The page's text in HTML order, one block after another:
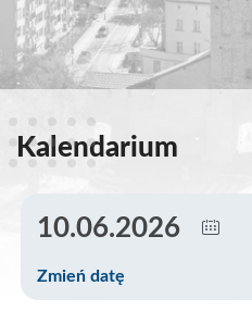
Kalendarium
Zmień datę